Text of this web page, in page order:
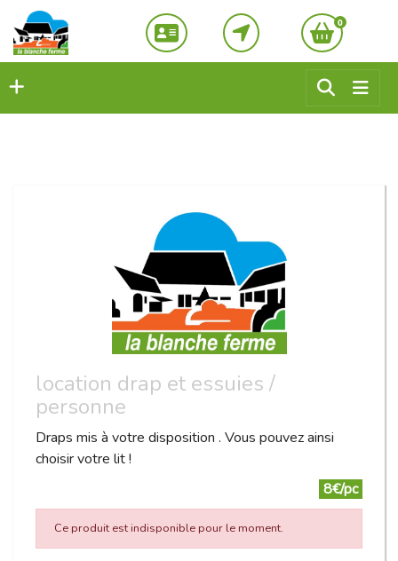
0
location drap et essuies /
personne
Draps mis à votre disposition . Vous pouvez ainsi
choisir votre lit !
8€/pc
Ce produit est indisponible pour le moment.